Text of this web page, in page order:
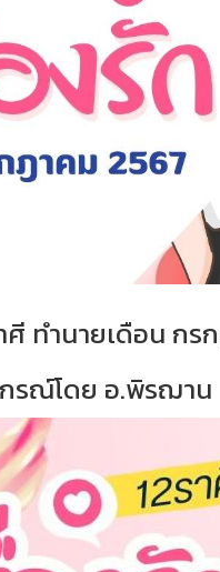
ศี ทำนายเดือน กร
รณ์โดย อ.พิรฌาน